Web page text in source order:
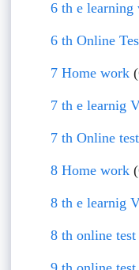
6 th e learning
6 th Online
7 Home work
7 th e learnig
7 th Online test
8 Home work
8 th e learnig
8 th online test